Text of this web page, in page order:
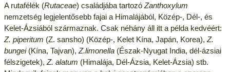
A rutafélék (Rutaceae) családjába tartozó Zanthoxylum
nemzetség legjelentősebb fajai a Himalájából, Közép-, Dél-, és
Kelet-Ázsiából származnak. Csak néhány áll itt a példa kedvéért:
Z. piperitum (Z. sansho) (Közép-, Kelet Kína, Japán, Korea), Z.
bungei(Kína, Tajvan), Z.limonella(Észak-Nyugat India, dél-ázsiai
félszigetek), Z. alatum (Himalája, Dél-Ázsia, Kelet-Ázsia) stb.